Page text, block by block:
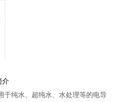
介
于纯水、超纯水、水处理等的电导